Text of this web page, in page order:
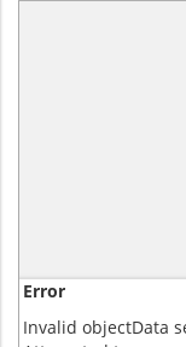
Error
Invalid objectData